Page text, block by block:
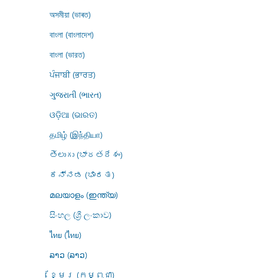
অসমীয়া (ভাৰত)
বাংলা (বাংলাদেশ)
বাংলা (ভারত)
ਪੰਜਾਬੀ (ਭਾਰਤ)
ગુજરાતી (ભારત)
ଓଡ଼ିଆ (ଭାରତ)
தமிழ் (இந்தியா)
తెలుగు (భారతదేశం)
ಕನ್ನಡ (ಭಾರತ)
മലയാളം (ഇന്ത്യ)
සිංහල (ශ්‍රී ලංකාව)
ไทย (ไทย)
ລາວ (ລາວ)
ខ្មែរ (កម្ពុជា)